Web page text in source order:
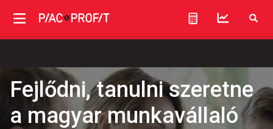
Fejlődni, tanulni szeretne
a magyar munkavállaló